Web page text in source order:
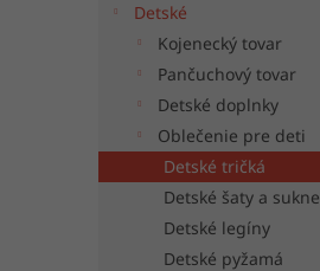
Detské
Kojenecký tovar
Pančuchový tovar
Detské doplnky
Oblečenie pre deti
Detské tričká
Detské šaty a sukne
Detské legíny
Detské pyžamá